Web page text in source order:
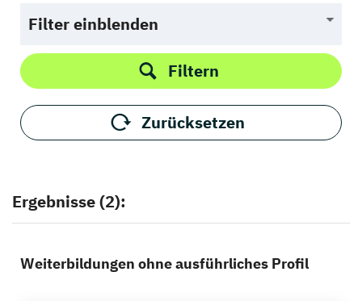
Filter einblenden
Filtern
Zurücksetzen
Ergebnisse (2):
Weiterbildungen ohne ausführliches Profil